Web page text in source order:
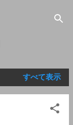
すべて表示